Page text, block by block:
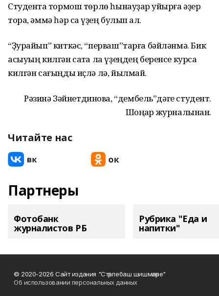
Студентҡа тормош төрлө һынауҙар ҡуйырға әҙер
тора, әммә һәр саҡ үҙең булып ҡал.
“Ҙурайып” киткәс, “перваш”тарға бәйләнмә. Бик
асыуың килгән саҡта ла үҙеңдең беренсе курсҡа
килгән сағыңды иҫлә лә, йылмай.
Рәзинә Зәйнетдинова, “дембель”дәге студент.
Шоңҡар журналынан.
Читайте нас
Партнеры
Фотобанк
журналистов РБ
Рубрика "Еда и
напитки"
© 2020-2026 Сайт издания "Стәрлебаш шишмәләре"
Об использовании персональных данных